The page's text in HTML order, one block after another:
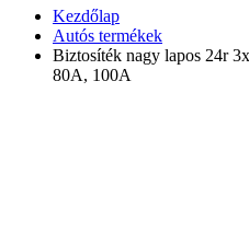
Kezdőlap
Autós termékek
Biztosíték nagy lapos 24r
80A, 100A